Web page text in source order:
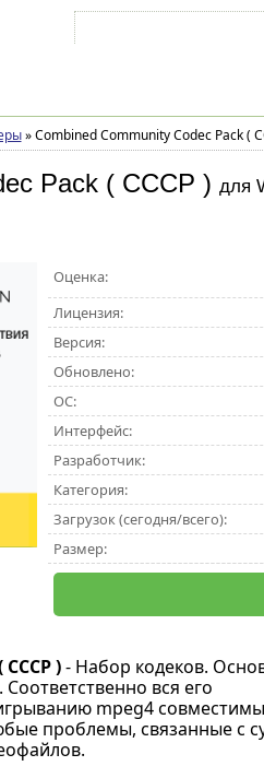
»Combined Community Codec Pack (
Pack ( CCCP ) для
Оценка:
Лицензия:
Версия:
Обновлено:
ОС:
Интерфейс:
Разработчик:
Категория:
Загрузок (сегодня/всего):
Размер:
)- Набор кодеков.
вся его
mpeg4
проблемы, связанные с